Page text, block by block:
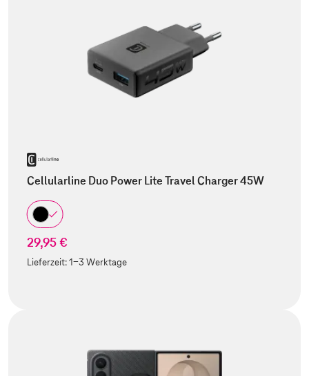
Cellularline Duo Power Lite Travel Charger 45W
29,95 €
Lieferzeit:1-3 Werktage